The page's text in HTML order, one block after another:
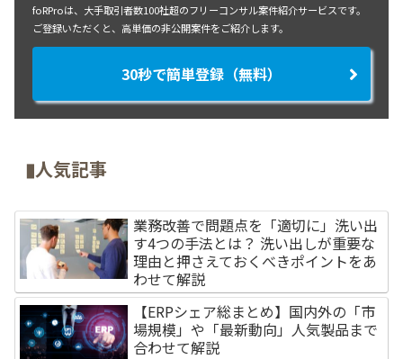
foRProは、大手取引者数100社超のフリーコンサル案件紹介サービスです。
ご登録いただくと、高単価の非公開案件をご紹介します。
30秒で簡単登録（無料）
▮人気記事
業務改善で問題点を「適切に」洗い出
す4つの手法とは？ 洗い出しが重要な
理由と押さえておくべきポイントをあ
わせて解説
【ERPシェア総まとめ】国内外の「市
場規模」や「最新動向」人気製品まで
合わせて解説